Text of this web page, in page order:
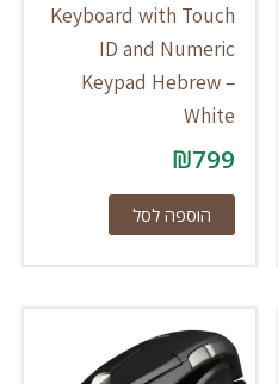
Keyboard with Touch
ID and Numeric
Keypad Hebrew –
White
₪799
הוספה לסל